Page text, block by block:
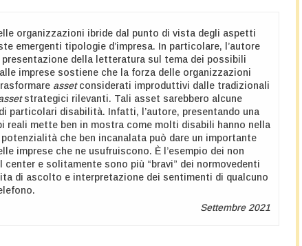
organizzazioni ibride dal punto di vista degli aspetti
emergenti tipologie d’impresa. In particolare, l’autore
presentazione della letteratura sul tema dei possibili
imprese sostiene che la forza delle organizzazioni
assetconsiderati improduttivi dalle tradizionali
strategici rilevanti. Tali asset sarebbero alcune
particolari disabilità. Infatti, l’autore, presentando una
reali mette ben in mostra come molti disabili hanno nella
che ben incanalata può dare un importante
imprese che ne usufruiscono. È l’esempio dei non
center e solitamente sono più “bravi” dei normovedenti
di ascolto e interpretazione dei sentimenti di qualcuno
Settembre 2021